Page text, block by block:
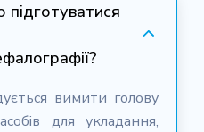
підготуватися
вимити голову
для укладання,